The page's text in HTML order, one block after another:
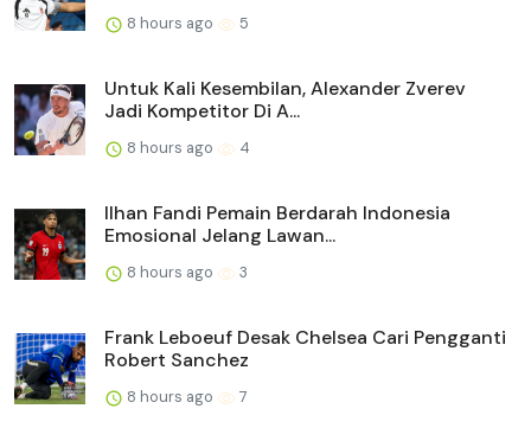
8 hours ago 5
Untuk Kali Kesembilan, Alexander Zverev
Jadi Kompetitor Di A...
8 hours ago 4
Ilhan Fandi Pemain Berdarah Indonesia
Emosional Jelang Lawan...
8 hours ago 3
Frank Leboeuf Desak Chelsea Cari Pengganti
Robert Sanchez
8 hours ago 7